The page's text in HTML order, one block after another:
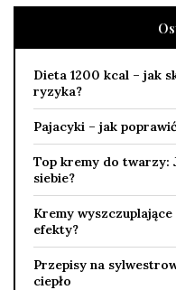
Dieta 1200 kcal – jak
ryzyka?
Pajacyki – jak
Top kremy do twarzy:
siebie?
Kremy
efekty?
Przepisy na
ciepło